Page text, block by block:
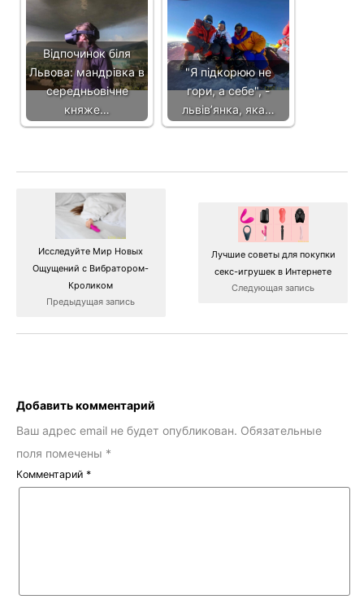
Відпочинок біля
Львова: мандрівка в
середньовічне
княже…
"Я підкорюю не
гори, а себе", -
львів’янка, яка…
Исследуйте Мир Новых
Ощущений с Вибратором-
Кроликом
Предыдущая запись
Лучшие советы для покупки
секс-игрушек в Интернете
Следующая запись
Добавить комментарий
Ваш адрес email не будет опубликован. Обязательные
поля помечены *
Комментарий *